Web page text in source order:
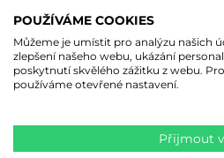
PROČ ZVOLIT
BEZDRÁTOVOU
KÓDŮ?
Adaptace na moderní
těžkém průmyslu.
Vynikající integrace:
POUŽÍVÁME COOKIES
Můžeme je umístit pro analýzu našich
zlepšení našeho webu, ukázání
poskytnutí skvělého zážitku z webu.
používáme otevřené nastavení.
Přijmout